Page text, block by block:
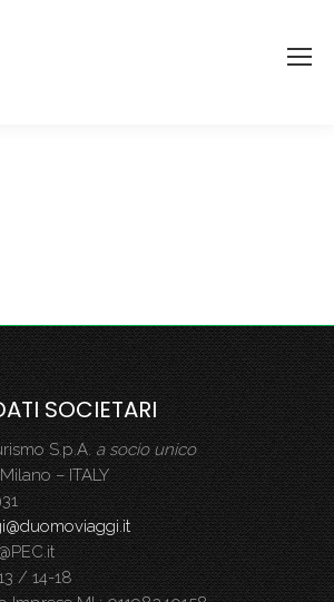
SOCIETARI
S.p.A.a socio unico
– ITALY
/ 14-18